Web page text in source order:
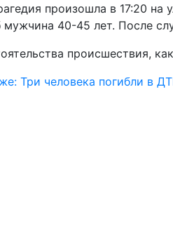
произошла в 17:20 на
мужчина 40-45 лет. После
происшествия,
Три человека погибли в